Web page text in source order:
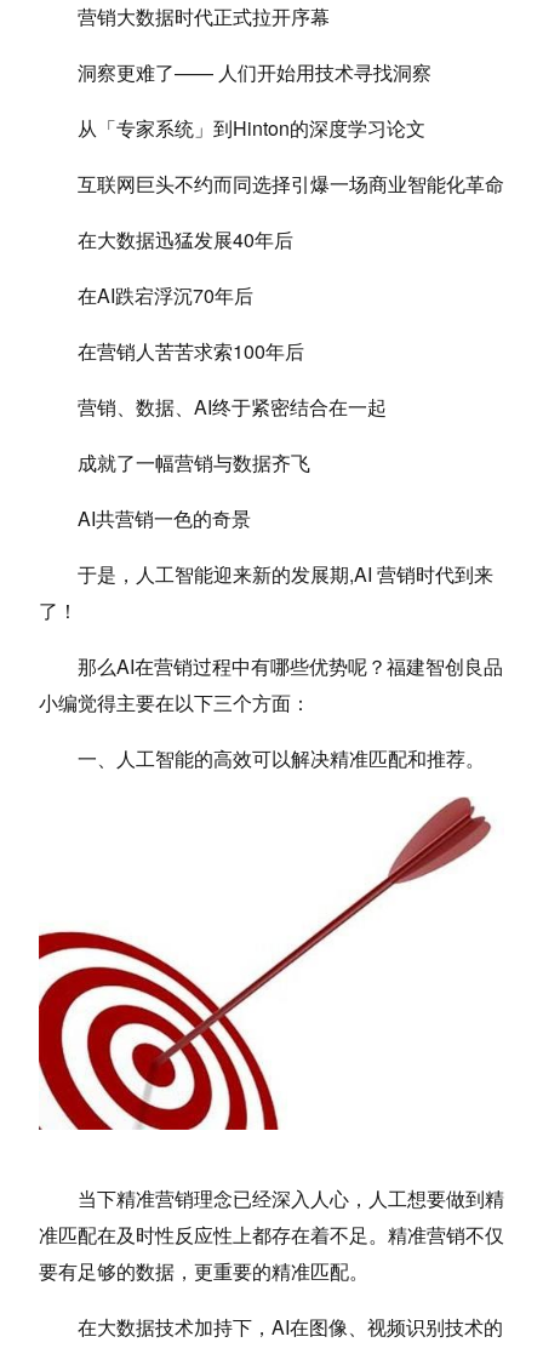
营销大数据时代正式拉开序幕
洞察更难了—— 人们开始用技术寻找洞察
从「专家系统」到Hinton的深度学习论文
互联网巨头不约而同选择引爆一场商业智能化革命
在大数据迅猛发展40年后
在AI跌宕浮沉70年后
在营销人苦苦求索100年后
营销、数据、AI终于紧密结合在一起
成就了一幅营销与数据齐飞
AI共营销一色的奇景
于是，人工智能迎来新的发展期,AI 营销时代到来
了！
那么AI在营销过程中有哪些优势呢？福建智创良品
小编觉得主要在以下三个方面：
一、人工智能的高效可以解决精准匹配和推荐。
当下精准营销理念已经深入人心，人工想要做到精
准匹配在及时性反应性上都存在着不足。精准营销不仅
要有足够的数据，更重要的精准匹配。
在大数据技术加持下，AI在图像、视频识别技术的